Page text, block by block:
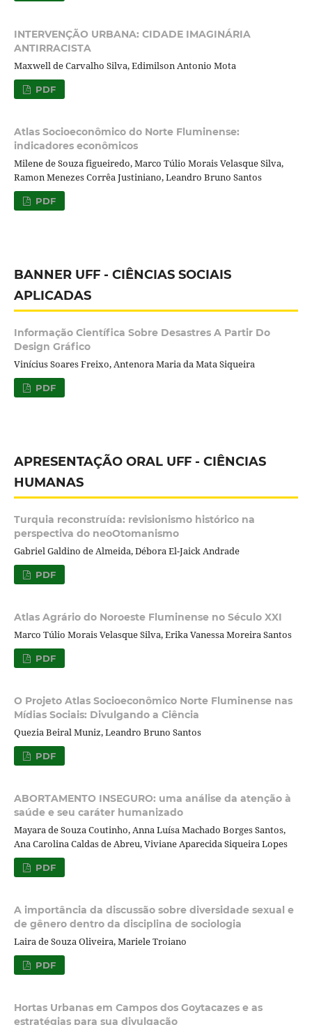
INTERVENÇÃO URBANA: CIDADE IMAGINÁRIA
ANTIRRACISTA
Maxwell de Carvalho Silva, Edimilson Antonio Mota
PDF
Atlas Socioeconômico do Norte Fluminense:
indicadores econômicos
Milene de Souza figueiredo, Marco Túlio Morais Velasque Silva,
Ramon Menezes Corrêa Justiniano, Leandro Bruno Santos
PDF
BANNER UFF - CIÊNCIAS SOCIAIS
APLICADAS
Informação Científica Sobre Desastres A Partir Do
Design Gráfico
Vinícius Soares Freixo, Antenora Maria da Mata Siqueira
PDF
APRESENTAÇÃO ORAL UFF - CIÊNCIAS
HUMANAS
Turquia reconstruída: revisionismo histórico na
perspectiva do neoOtomanismo
Gabriel Galdino de Almeida, Débora El-Jaick Andrade
PDF
Atlas Agrário do Noroeste Fluminense no Século XXI
Marco Túlio Morais Velasque Silva, Erika Vanessa Moreira Santos
PDF
O Projeto Atlas Socioeconômico Norte Fluminense nas
Mídias Sociais: Divulgando a Ciência
Quezia Beiral Muniz, Leandro Bruno Santos
PDF
ABORTAMENTO INSEGURO: uma análise da atenção à
saúde e seu caráter humanizado
Mayara de Souza Coutinho, Anna Luísa Machado Borges Santos,
Ana Carolina Caldas de Abreu, Viviane Aparecida Siqueira Lopes
PDF
A importância da discussão sobre diversidade sexual e
de gênero dentro da disciplina de sociologia
Laira de Souza Oliveira, Mariele Troiano
PDF
Hortas Urbanas em Campos dos Goytacazes e as
estratégias para sua divulgação